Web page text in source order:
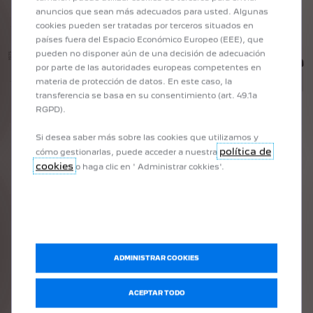
Largo: 2.862 mm
SIGUIENTE
anuncios que sean más adecuados para usted. Algunas
cookies pueden ser tratadas por terceros situados en
países fuera del Espacio Económico Europeo (EEE), que
pueden no disponer aún de una decisión de adecuación
por parte de las autoridades europeas competentes en
materia de protección de datos. En este caso, la
transferencia se basa en su consentimiento (art. 49.1a
RGPD).
Si desea saber más sobre las cookies que utilizamos y
cómo gestionarlas, puede acceder a nuestra política de
cookies o haga clic en ' Administrar cokkies'.
ADMINISTRAR COOKIES
ACEPTAR TODO